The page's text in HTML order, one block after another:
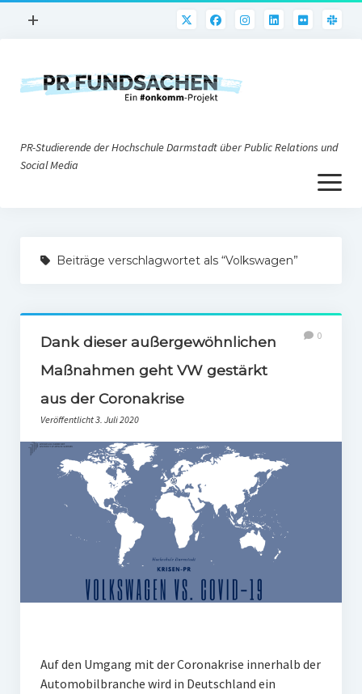
Menü
+
PR@h_da
Nonprofit-PR
Social Media
PR-Theorie
PR-Ethik
PR-Studien
Gesellschaft & Medien
Infografik-Themengarten
Künstliche Intelligenz
Zukunft der Bildung
PR-Studierende der Hochschule Darmstadt über Public Relations und
Social Media
Menü
öffnen
Impressum
Beiträge verschlagwortet als “Volkswagen”
Dank dieser außergewöhnlichen
Maßnahmen geht VW gestärkt
aus der Coronakrise
Veröffentlicht 3. Juli 2020
0
Auf den Umgang mit der Coronakrise innerhalb der
Automobilbranche wird in Deutschland ein